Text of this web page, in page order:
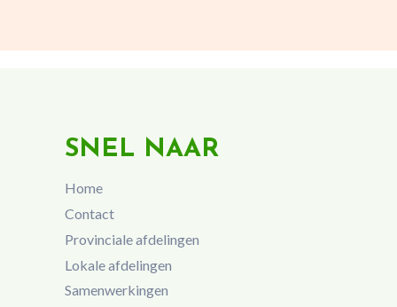
SNEL NAAR
Home
Contact
Provinciale afdelingen
Lokale afdelingen
Samenwerkingen